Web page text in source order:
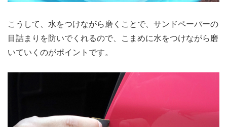
こうして、水をつけながら磨くことで、サンドペーパーの
目詰まりを防いでくれるので、こまめに水をつけながら磨
いていくのがポイントです。